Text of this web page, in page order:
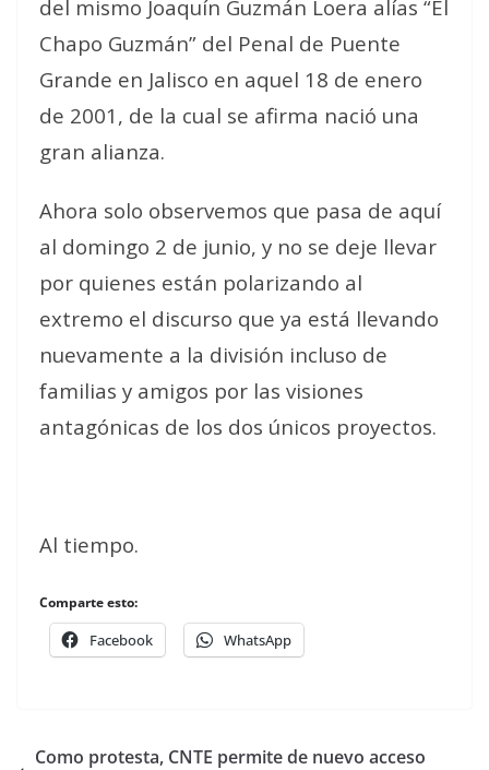
del mismo Joaquín Guzmán Loera alías “El
Chapo Guzmán” del Penal de Puente
Grande en Jalisco en aquel 18 de enero
de 2001, de la cual se afirma nació una
gran alianza.
Ahora solo observemos que pasa de aquí
al domingo 2 de junio, y no se deje llevar
por quienes están polarizando al
extremo el discurso que ya está llevando
nuevamente a la división incluso de
familias y amigos por las visiones
antagónicas de los dos únicos proyectos.
Al tiempo.
Comparte esto:
Facebook WhatsApp
Como protesta, CNTE permite de nuevo acceso